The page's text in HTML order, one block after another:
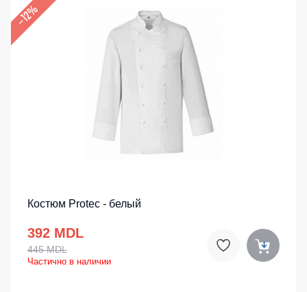
–12%
Костюм Protec - белый
392 MDL
445 MDL
Частично в наличии